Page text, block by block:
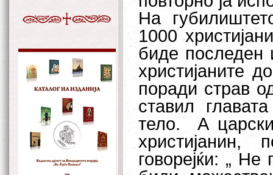
На
1000
биде последен
христијаните
поради страв
ставил
тело.
А
говорејќи: „